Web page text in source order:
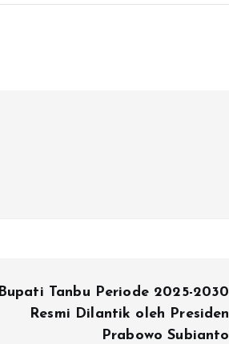
Bupati Tanbu Periode 2025-2030
Resmi Dilantik oleh Presiden
Prabowo Subianto